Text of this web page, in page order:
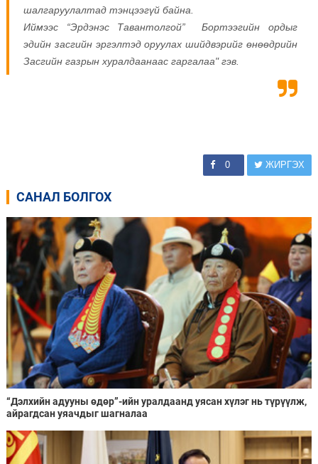
шалгаруулалтад тэнцээгүй байна.
Иймээс “Эрдэнэс Тавантолгой” Бортээгийн ордыг
эдийн засгийн эргэлтэд оруулах шийдвэрийг өнөөдрийн
Засгийн газрын хуралдаанаас гаргалаа" гэв.
0 ЖИРГЭХ
САНАЛ БОЛГОХ
“Дэлхийн адууны өдөр”-ийн уралдаанд уясан хүлэг нь түрүүлж,
айрагдсан уяачдыг шагналаа